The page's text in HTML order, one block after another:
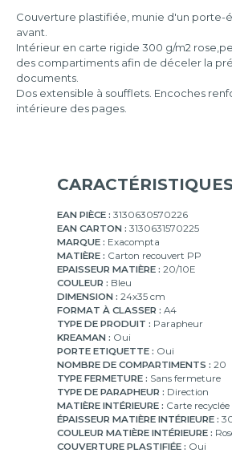
compartiments
:
20
Couverture plastifiée, munie d'un porte-
avant.
Intérieur en carte rigide 300 g/m2
des compartiments afin de déceler la
documents.
Dos extensible à soufflets. Encoches
intérieure des pages.
CARACTÉRISTIQUES
EAN PIÈCE : 3130630570226
EAN CARTON : 3130631570225
MARQUE : Exacompta
MATIÈRE : Carton recouvert PP
EPAISSEUR MATIÈRE : 20/10E
COULEUR : Bleu
DIMENSION : 24x35 cm
FORMAT À CLASSER : A4
TYPE DE PRODUIT : Parapheur
KREAMAN : Oui
PORTE ETIQUETTE : Oui
NOMBRE DE COMPARTIMENTS : 20
TYPE FERMETURE : Sans fermeture
TYPE DE PARAPHEUR : Direction
MATIÈRE INTÉRIEURE : Carte recyclée
ÉPAISSEUR MATIÈRE INTÉRIEURE :
COULEUR MATIÈRE INTÉRIEURE :
COUVERTURE PLASTIFIÉE : Oui